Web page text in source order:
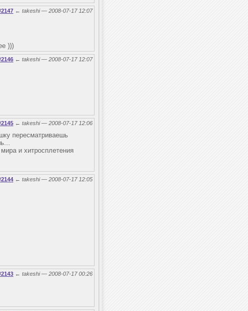
← takeshi — 2008-07-17 12:07
)))
← takeshi — 2008-07-17 12:07
← takeshi — 2008-07-17 12:06
пересматриваешь
и хитросплетения
← takeshi — 2008-07-17 12:05
← takeshi — 2008-07-17 00:26